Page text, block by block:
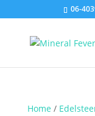
06-
Home/